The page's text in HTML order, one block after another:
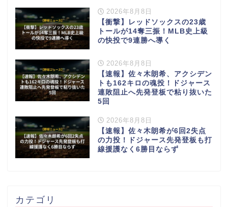
2026年8月8日
【衝撃】レッドソックスの23歳
トールが14奪三振！MLB史上級
の快投で9連勝へ導く
2026年8月8日
【速報】佐々木朗希、アクシデン
トも162キロの魂投！ドジャース
連敗阻止へ先発登板で粘り抜いた
5回
2026年8月8日
【速報】佐々木朗希が6回2失点
の力投！ドジャース先発登板も打
線援護なく6勝目ならず
カテゴリ